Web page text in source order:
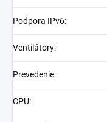
Podpora IPv6:
Ventilátory:
Prevedenie:
CPU: